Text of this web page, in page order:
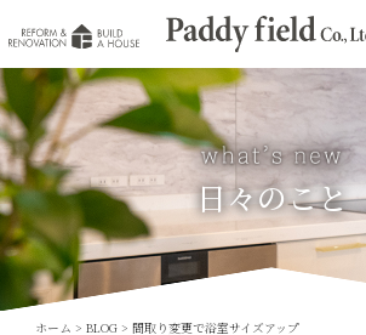
日々のこと
ホーム > BLOG> 間取り変更で浴室サイズアップ